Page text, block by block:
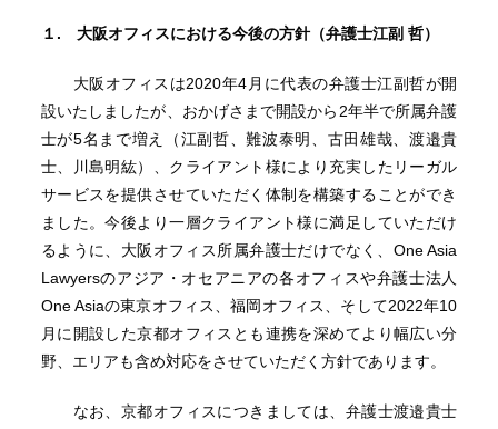
１. 大阪オフィスにおける今後の方針（弁護士江副 哲）
大阪オフィスは2020年4月に代表の弁護士江副哲が開
設いたしましたが、おかげさまで開設から2年半で所属弁護
士が5名まで増え（江副哲、難波泰明、古田雄哉、渡邉貴
士、川島明紘）、クライアント様により充実したリーガル
サービスを提供させていただく体制を構築することができ
ました。今後より一層クライアント様に満足していただけ
るように、大阪オフィス所属弁護士だけでなく、One Asia
Lawyersのアジア・オセアニアの各オフィスや弁護士法人
One Asiaの東京オフィス、福岡オフィス、そして2022年10
月に開設した京都オフィスとも連携を深めてより幅広い分
野、エリアも含め対応をさせていただく方針であります。
なお、京都オフィスにつきましては、弁護士渡邉貴士